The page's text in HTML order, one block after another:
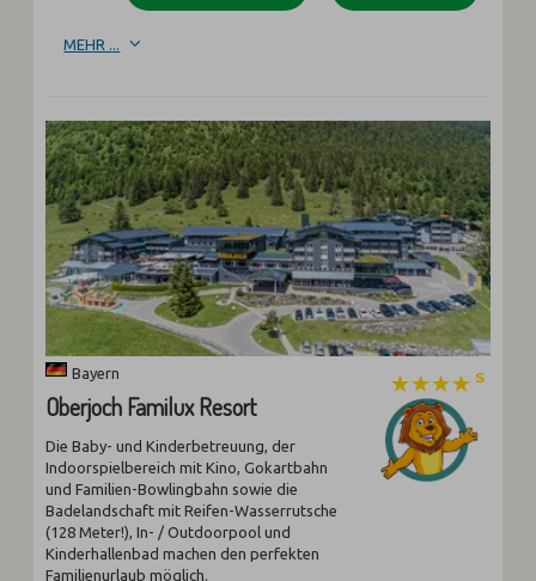
MEHR ...
Bayern
Oberjoch Familux Resort
Die Baby- und Kinderbetreuung, der
Indoorspielbereich mit Kino, Gokartbahn
und Familien-Bowlingbahn sowie die
Badelandschaft mit Reifen-Wasserrutsche
(128 Meter!), In- / Outdoorpool und
Kinderhallenbad machen den perfekten
Familienurlaub möglich.